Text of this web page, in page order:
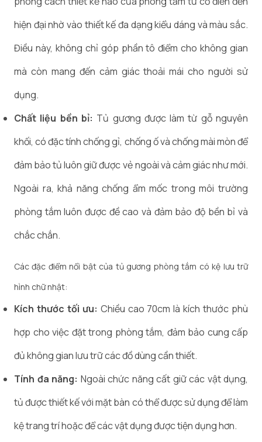
hiện đại nhờ vào thiết kế đa dạng kiểu dáng và màu sắc.
Điều này, không chỉ góp phần tô điểm cho không gian
mà còn mang đến cảm giác thoải mái cho người sử
dụng.
Chất liệu bền bỉ: Tủ gương được làm từ gỗ nguyên
khối, có đặc tính chống gỉ, chống ố và chống mài mòn để
đảm bảo tủ luôn giữ được vẻ ngoài và cảm giác như mới.
Ngoài ra, khả năng chống ẩm mốc trong môi trường
phòng tắm luôn được đề cao và đảm bảo độ bền bỉ và
chắc chắn.
Các đặc điểm nổi bật của tủ gương phòng tắm có kệ lưu trữ
hình chữ nhật:
Kích thước tối ưu: Chiều cao 70cm là kích thước phù
hợp cho việc đặt trong phòng tắm, đảm bảo cung cấp
đủ không gian lưu trữ các đồ dùng cần thiết.
Tính đa năng: Ngoài chức năng cất giữ các vật dụng,
tủ được thiết kế với mặt bàn có thể được sử dụng để làm
kệ trang trí hoặc để các vật dụng được tiện dụng hơn.